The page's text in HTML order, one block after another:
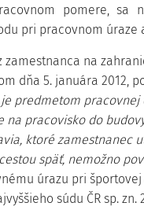
pomere, sa
pri pracovnom
zamestnanca na
dňa 5. januára 2012,
predmetom pracovnej
na pracovisko do
ktoré zamestnanec
späť, nemožno
úrazu pri
súdu ČR sp. zn.